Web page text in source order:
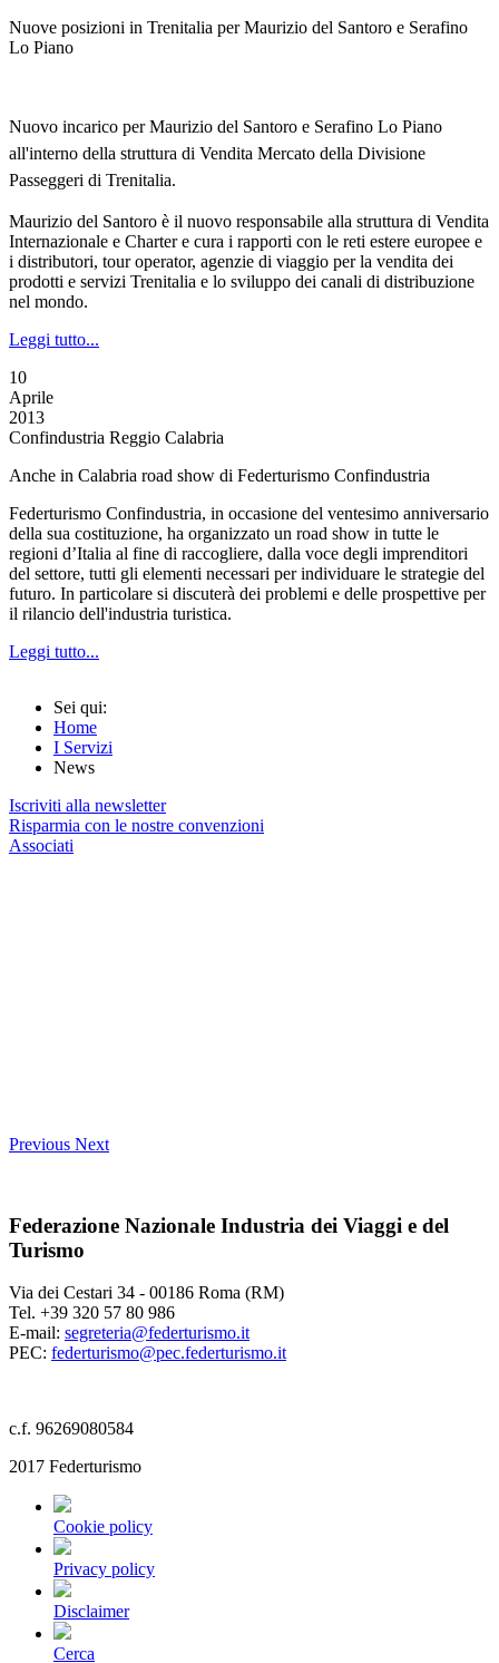
Nuove posizioni in Trenitalia per Maurizio del Santoro e Serafino
Lo Piano
Nuovo incarico per Maurizio del Santoro e Serafino Lo Piano
all'interno della struttura di Vendita Mercato della Divisione
Passeggeri di Trenitalia.
Maurizio del Santoro è il nuovo responsabile alla struttura di Vendita
Internazionale e Charter e cura i rapporti con le reti estere europee e
i distributori, tour operator, agenzie di viaggio per la vendita dei
prodotti e servizi Trenitalia e lo sviluppo dei canali di distribuzione
nel mondo.
Leggi tutto...
10
Aprile
2013
Confindustria Reggio Calabria
Anche in Calabria road show di Federturismo Confindustria
Federturismo Confindustria, in occasione del ventesimo anniversario
della sua costituzione, ha organizzato un road show in tutte le
regioni d’Italia al fine di raccogliere, dalla voce degli imprenditori
del settore, tutti gli elementi necessari per individuare le strategie del
futuro. In particolare si discuterà dei problemi e delle prospettive per
il rilancio dell'industria turistica.
Leggi tutto...
Sei qui:
Home
I Servizi
News
Iscriviti alla newsletter
Risparmia con le nostre convenzioni
Associati
Previous Next
Federazione Nazionale Industria dei Viaggi e del
Turismo
Via dei Cestari 34 - 00186 Roma (RM)
Tel. +39 320 57 80 986
E-mail: segreteria@federturismo.it
PEC: federturismo@pec.federturismo.it
c.f. 96269080584
2017 Federturismo
Cookie policy
Privacy policy
Disclaimer
Cerca